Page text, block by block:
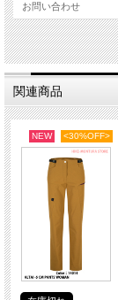
お問い合わせ
関連商品
NEW <30%OFF>